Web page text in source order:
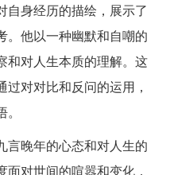
自身经历的描绘，展示了
。他以一种幽默和自嘲的
和对人生本质的理解。这
对对比和反问的运用，
言晚年的心态和对人生的
对世间的喧嚣和变化，